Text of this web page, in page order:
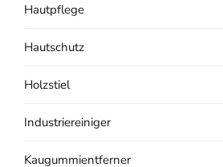
Hautpflege
Hautschutz
Holzstiel
Industriereiniger
Kaugummientferner